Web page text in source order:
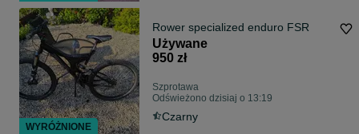
Rower specialized enduro FSR
Używane
950 zł
Szprotawa
Odświeżono dzisiaj o 13:19
Czarny
WYRÓŻNIONE